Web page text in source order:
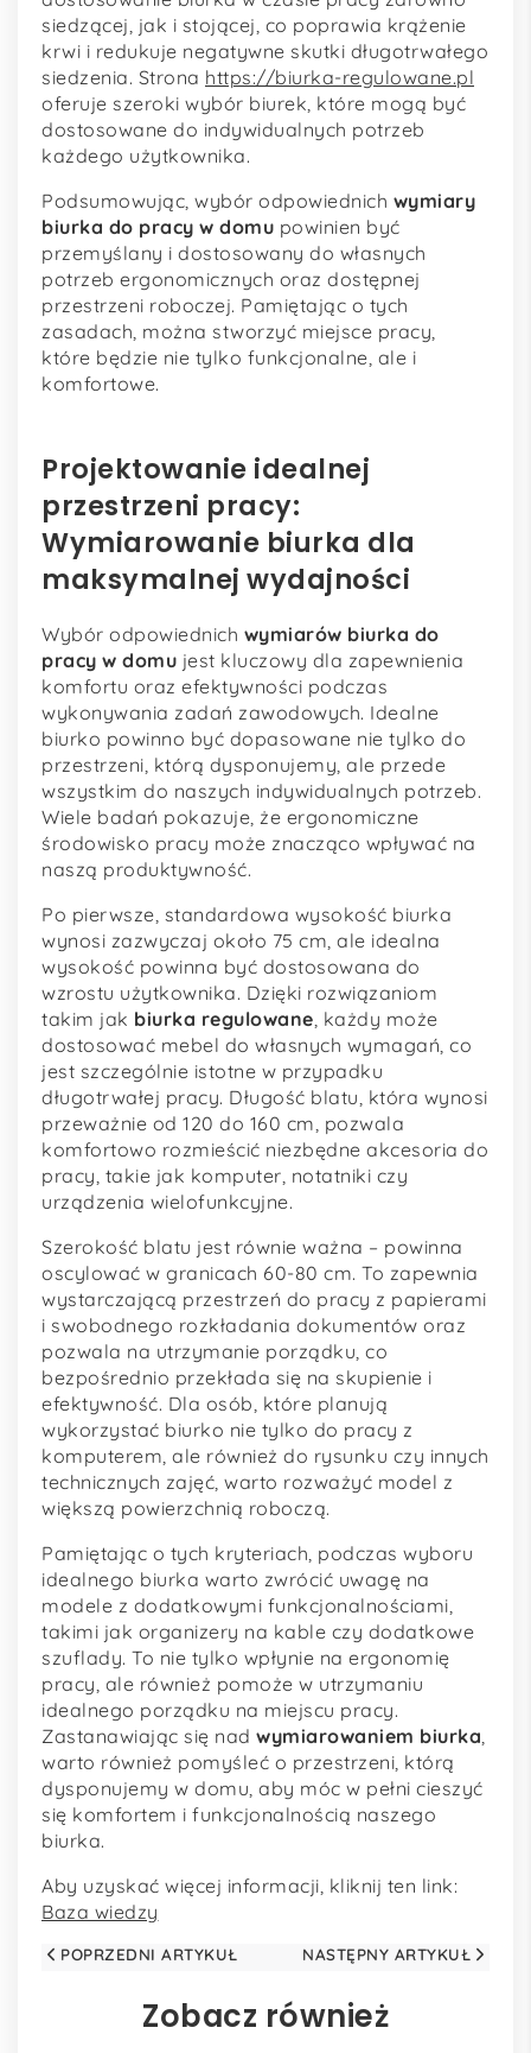
siedzącej, jak i stojącej, co poprawia krążenie
krwi i redukuje negatywne skutki długotrwałego
siedzenia. Strona https://biurka-regulowane.pl
oferuje szeroki wybór biurek, które mogą być
dostosowane do indywidualnych potrzeb
każdego użytkownika.
Podsumowując, wybór odpowiednich wymiary
biurka do pracy w domu powinien być
przemyślany i dostosowany do własnych
potrzeb ergonomicznych oraz dostępnej
przestrzeni roboczej. Pamiętając o tych
zasadach, można stworzyć miejsce pracy,
które będzie nie tylko funkcjonalne, ale i
komfortowe.
Projektowanie idealnej
przestrzeni pracy:
Wymiarowanie biurka dla
maksymalnej wydajności
Wybór odpowiednich wymiarów biurka do
pracy w domu jest kluczowy dla zapewnienia
komfortu oraz efektywności podczas
wykonywania zadań zawodowych. Idealne
biurko powinno być dopasowane nie tylko do
przestrzeni, którą dysponujemy, ale przede
wszystkim do naszych indywidualnych potrzeb.
Wiele badań pokazuje, że ergonomiczne
środowisko pracy może znacząco wpływać na
naszą produktywność.
Po pierwsze, standardowa wysokość biurka
wynosi zazwyczaj około 75 cm, ale idealna
wysokość powinna być dostosowana do
wzrostu użytkownika. Dzięki rozwiązaniom
takim jak biurka regulowane, każdy może
dostosować mebel do własnych wymagań, co
jest szczególnie istotne w przypadku
długotrwałej pracy. Długość blatu, która wynosi
przeważnie od 120 do 160 cm, pozwala
komfortowo rozmieścić niezbędne akcesoria do
pracy, takie jak komputer, notatniki czy
urządzenia wielofunkcyjne.
Szerokość blatu jest równie ważna – powinna
oscylować w granicach 60-80 cm. To zapewnia
wystarczającą przestrzeń do pracy z papierami
i swobodnego rozkładania dokumentów oraz
pozwala na utrzymanie porządku, co
bezpośrednio przekłada się na skupienie i
efektywność. Dla osób, które planują
wykorzystać biurko nie tylko do pracy z
komputerem, ale również do rysunku czy innych
technicznych zajęć, warto rozważyć model z
większą powierzchnią roboczą.
Pamiętając o tych kryteriach, podczas wyboru
idealnego biurka warto zwrócić uwagę na
modele z dodatkowymi funkcjonalnościami,
takimi jak organizery na kable czy dodatkowe
szuflady. To nie tylko wpłynie na ergonomię
pracy, ale również pomoże w utrzymaniu
idealnego porządku na miejscu pracy.
Zastanawiając się nad wymiarowaniem biurka,
warto również pomyśleć o przestrzeni, którą
dysponujemy w domu, aby móc w pełni cieszyć
się komfortem i funkcjonalnością naszego
biurka.
Aby uzyskać więcej informacji, kliknij ten link:
Baza wiedzy
POPRZEDNI ARTYKUŁ NASTĘPNY ARTYKUŁ
Zobacz również